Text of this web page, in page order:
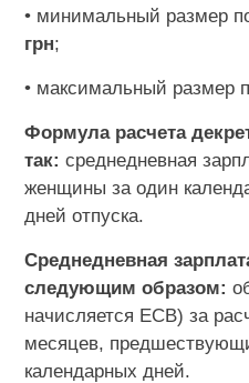
• минимальный размер
грн;
• максимальный размер
Формула расчета
так: среднедневная
женщины за один
дней отпуска.
Среднедневная
следующим образом:
начисляется ЕСВ) за
месяцев,
календарных дней.